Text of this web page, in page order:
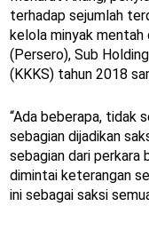
terhadap sejumlah
kelola minyak
(Persero), Sub
(KKKS) tahun 2018
“Ada beberapa, tidak
sebagian dijadikan
sebagian dari perkara
dimintai keterangan
ini sebagai saksi